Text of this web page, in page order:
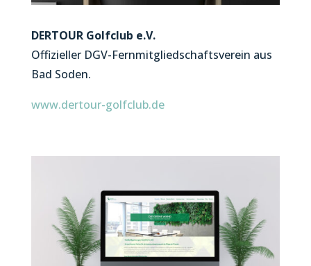
DERTOUR Golfclub e.V.
Offizieller DGV-Fernmitgliedschaftsverein aus
Bad Soden.
www.dertour-golfclub.de